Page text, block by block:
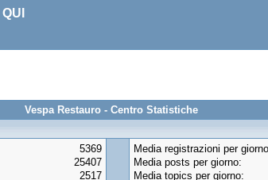
QUI
Vespa Restauro - Centro Statistiche
5369
25407
2517
Media registrazioni per
Media posts per giorno:
Media topics per giorno: